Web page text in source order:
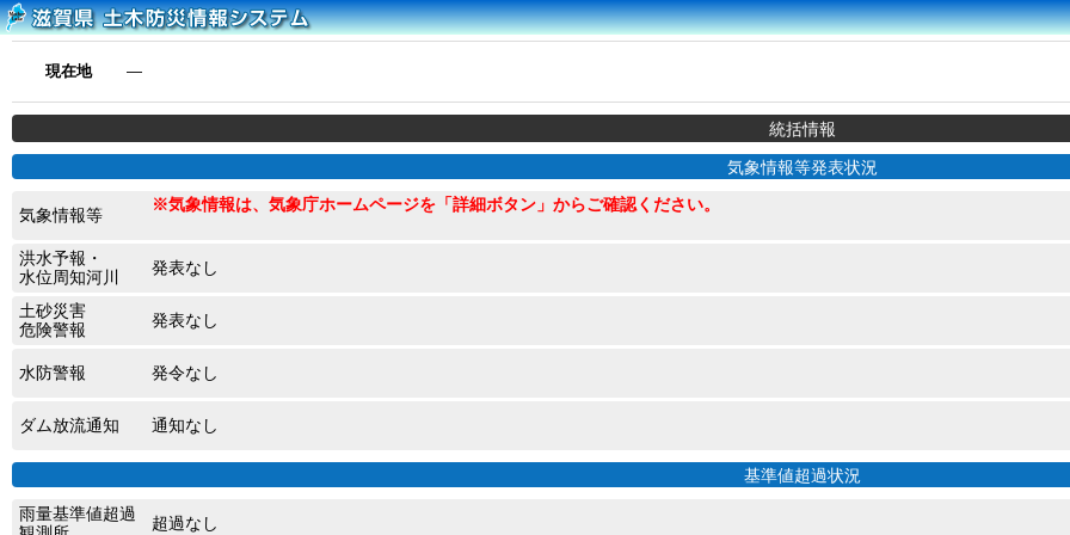
現在地 ―
統括情報
気象情報等発表状況
気象情報等
※気象情報は、気象庁ホームページを「詳細ボタン」からご確認ください。
洪水予報・
水位周知河川
発表なし
土砂災害
危険警報
発表なし
水防警報 発令なし
ダム放流通知 通知なし
基準値超過状況
雨量基準値超過
超過なし